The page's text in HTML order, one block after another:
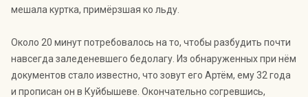
мешала куртка, примёрзшая ко льду.
Около 20 минут потребовалось на то, чтобы разбудить почти
навсегда заледеневшего бедолагу. Из обнаруженных при нём
документов стало известно, что зовут его Артём, ему 32 года
и прописан он в Куйбышеве. Окончательно согревшись,